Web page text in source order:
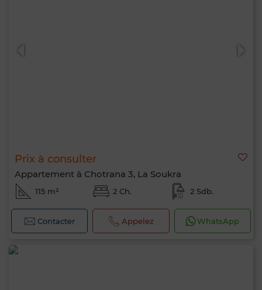
Prix à consulter
Appartement à Chotrana 3, La Soukra
115 m² 2 Ch. 2 Sdb.
Contacter Appelez WhatsApp